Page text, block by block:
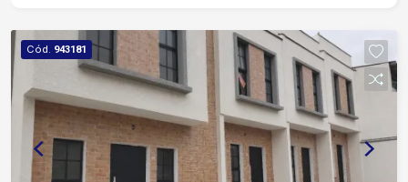
referência (aproximados): 5 a 8 min da Rodovia
Waldomiro Corrêa de Camargo (SP-79) 10 a 15
min da Rodovia Castelo Branco 10 min da Av.
Paraná (zona industrial e comercial) 15 a 20 min
do Centro de Sorocaba Próximo a mercados,
farmácias, escolas, padarias e linhas de ônibus
da região Região tranquila, ideal para quem busca
Cód. 943181